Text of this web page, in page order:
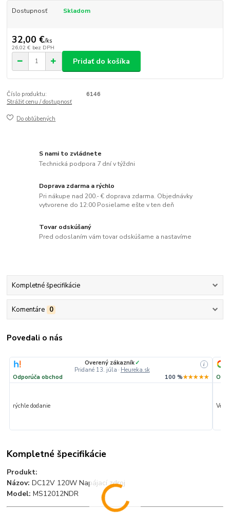
Dostupnosť Skladom
32,00 €/ks
26,02 € bez DPH
Pridať do košíka
Číslo produktu:
6146
Strážiť cenu / dostupnosť
Do obľúbených
S nami to zvládnete
Technická podpora 7 dní v týždni
Doprava zdarma a rýchlo
Pri nákupe nad 200.- € doprava zdarma. Objednávky
vytvorene do 12:00 Posielame ešte v ten deň
Tovar odskúšaný
Pred odoslaním vám tovar odskúšame a nastavíme
Kompletné špecifikácie
Komentáre 0
Povedali o nás
Overený zákazník✓
Pridané 13. júla · Heureka.sk
i
Odporúča obchod 100 %★★★★★
rýchle dodanie
Kompletné špecifikácie
Produkt:
Názov: DC12V 120W Napájací zdroj
Model: MS12012NDR